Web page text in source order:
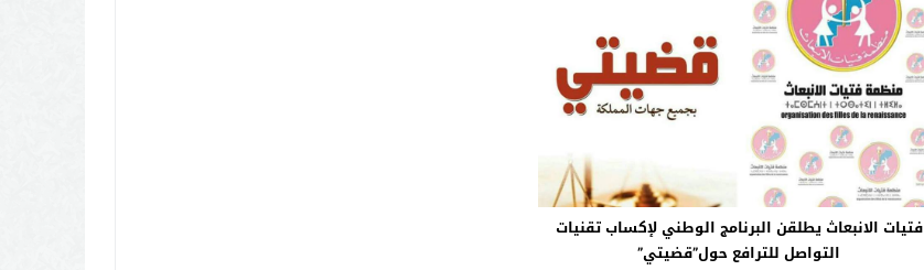
فتيات الانبعاث يطلقن البرنامج الوطني لإكساب تقنيات
التواصل للترافع حول”قضيتي”